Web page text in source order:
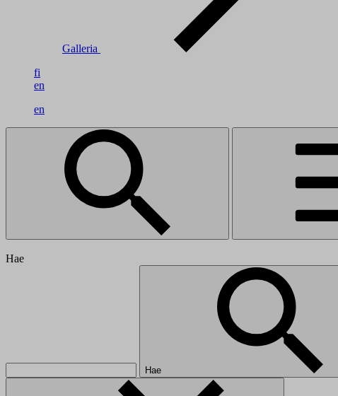
Galleria
fi
en
en
Hae
Hae